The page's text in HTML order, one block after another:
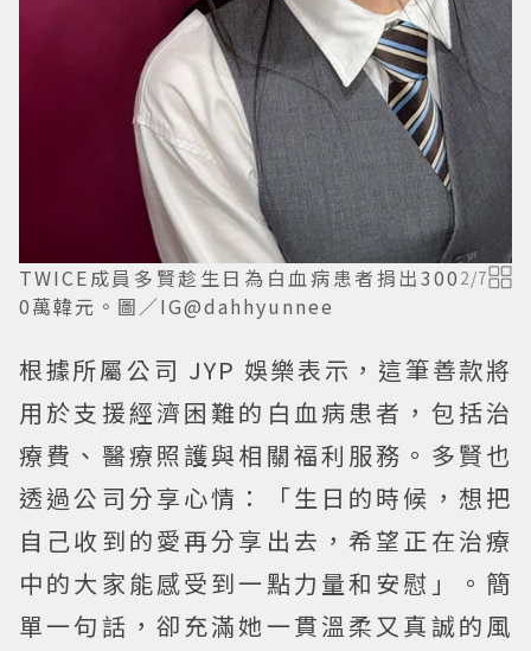
TWICE成員多賢趁生日為白血病患者捐出300
0萬韓元。圖／IG@dahhyunnee
2/7
根據所屬公司 JYP 娛樂表示，這筆善款將
用於支援經濟困難的白血病患者，包括治
療費、醫療照護與相關福利服務。多賢也
透過公司分享心情：「生日的時候，想把
自己收到的愛再分享出去，希望正在治療
中的大家能感受到一點力量和安慰」。簡
單一句話，卻充滿她一貫溫柔又真誠的風